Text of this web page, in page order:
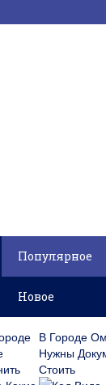
Популярное
Новое
В Городе
Нужны
Стоить